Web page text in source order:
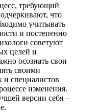
требующий
что
учитывать
и постепенно
советуют
целей и
осознать свои
своими
специалистов
изменения.
версии себя –